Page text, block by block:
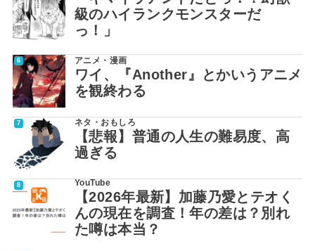
級のハイランクモンスターだ
っ！」
アニメ・漫画
ワイ、『Another』とかいうアニメ
を観終わる
ネタ・おもしろ
【悲報】普通の人生の難易度、高
過ぎる
YouTube
【2026年最新】加藤乃愛とテオく
んの現在を調査！年の差は？別れ
た噂は本当？